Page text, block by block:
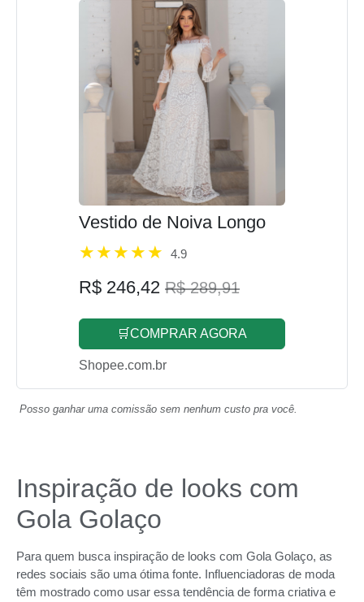
Vestido de Noiva Longo
4.9
R$ 246,42 R$ 289,91
🛒COMPRAR AGORA
Shopee.com.br
Posso ganhar uma comissão sem nenhum custo pra você.
Inspiração de looks com
Gola Golaço
Para quem busca inspiração de looks com Gola Golaço, as
redes sociais são uma ótima fonte. Influenciadoras de moda
têm mostrado como usar essa tendência de forma criativa e